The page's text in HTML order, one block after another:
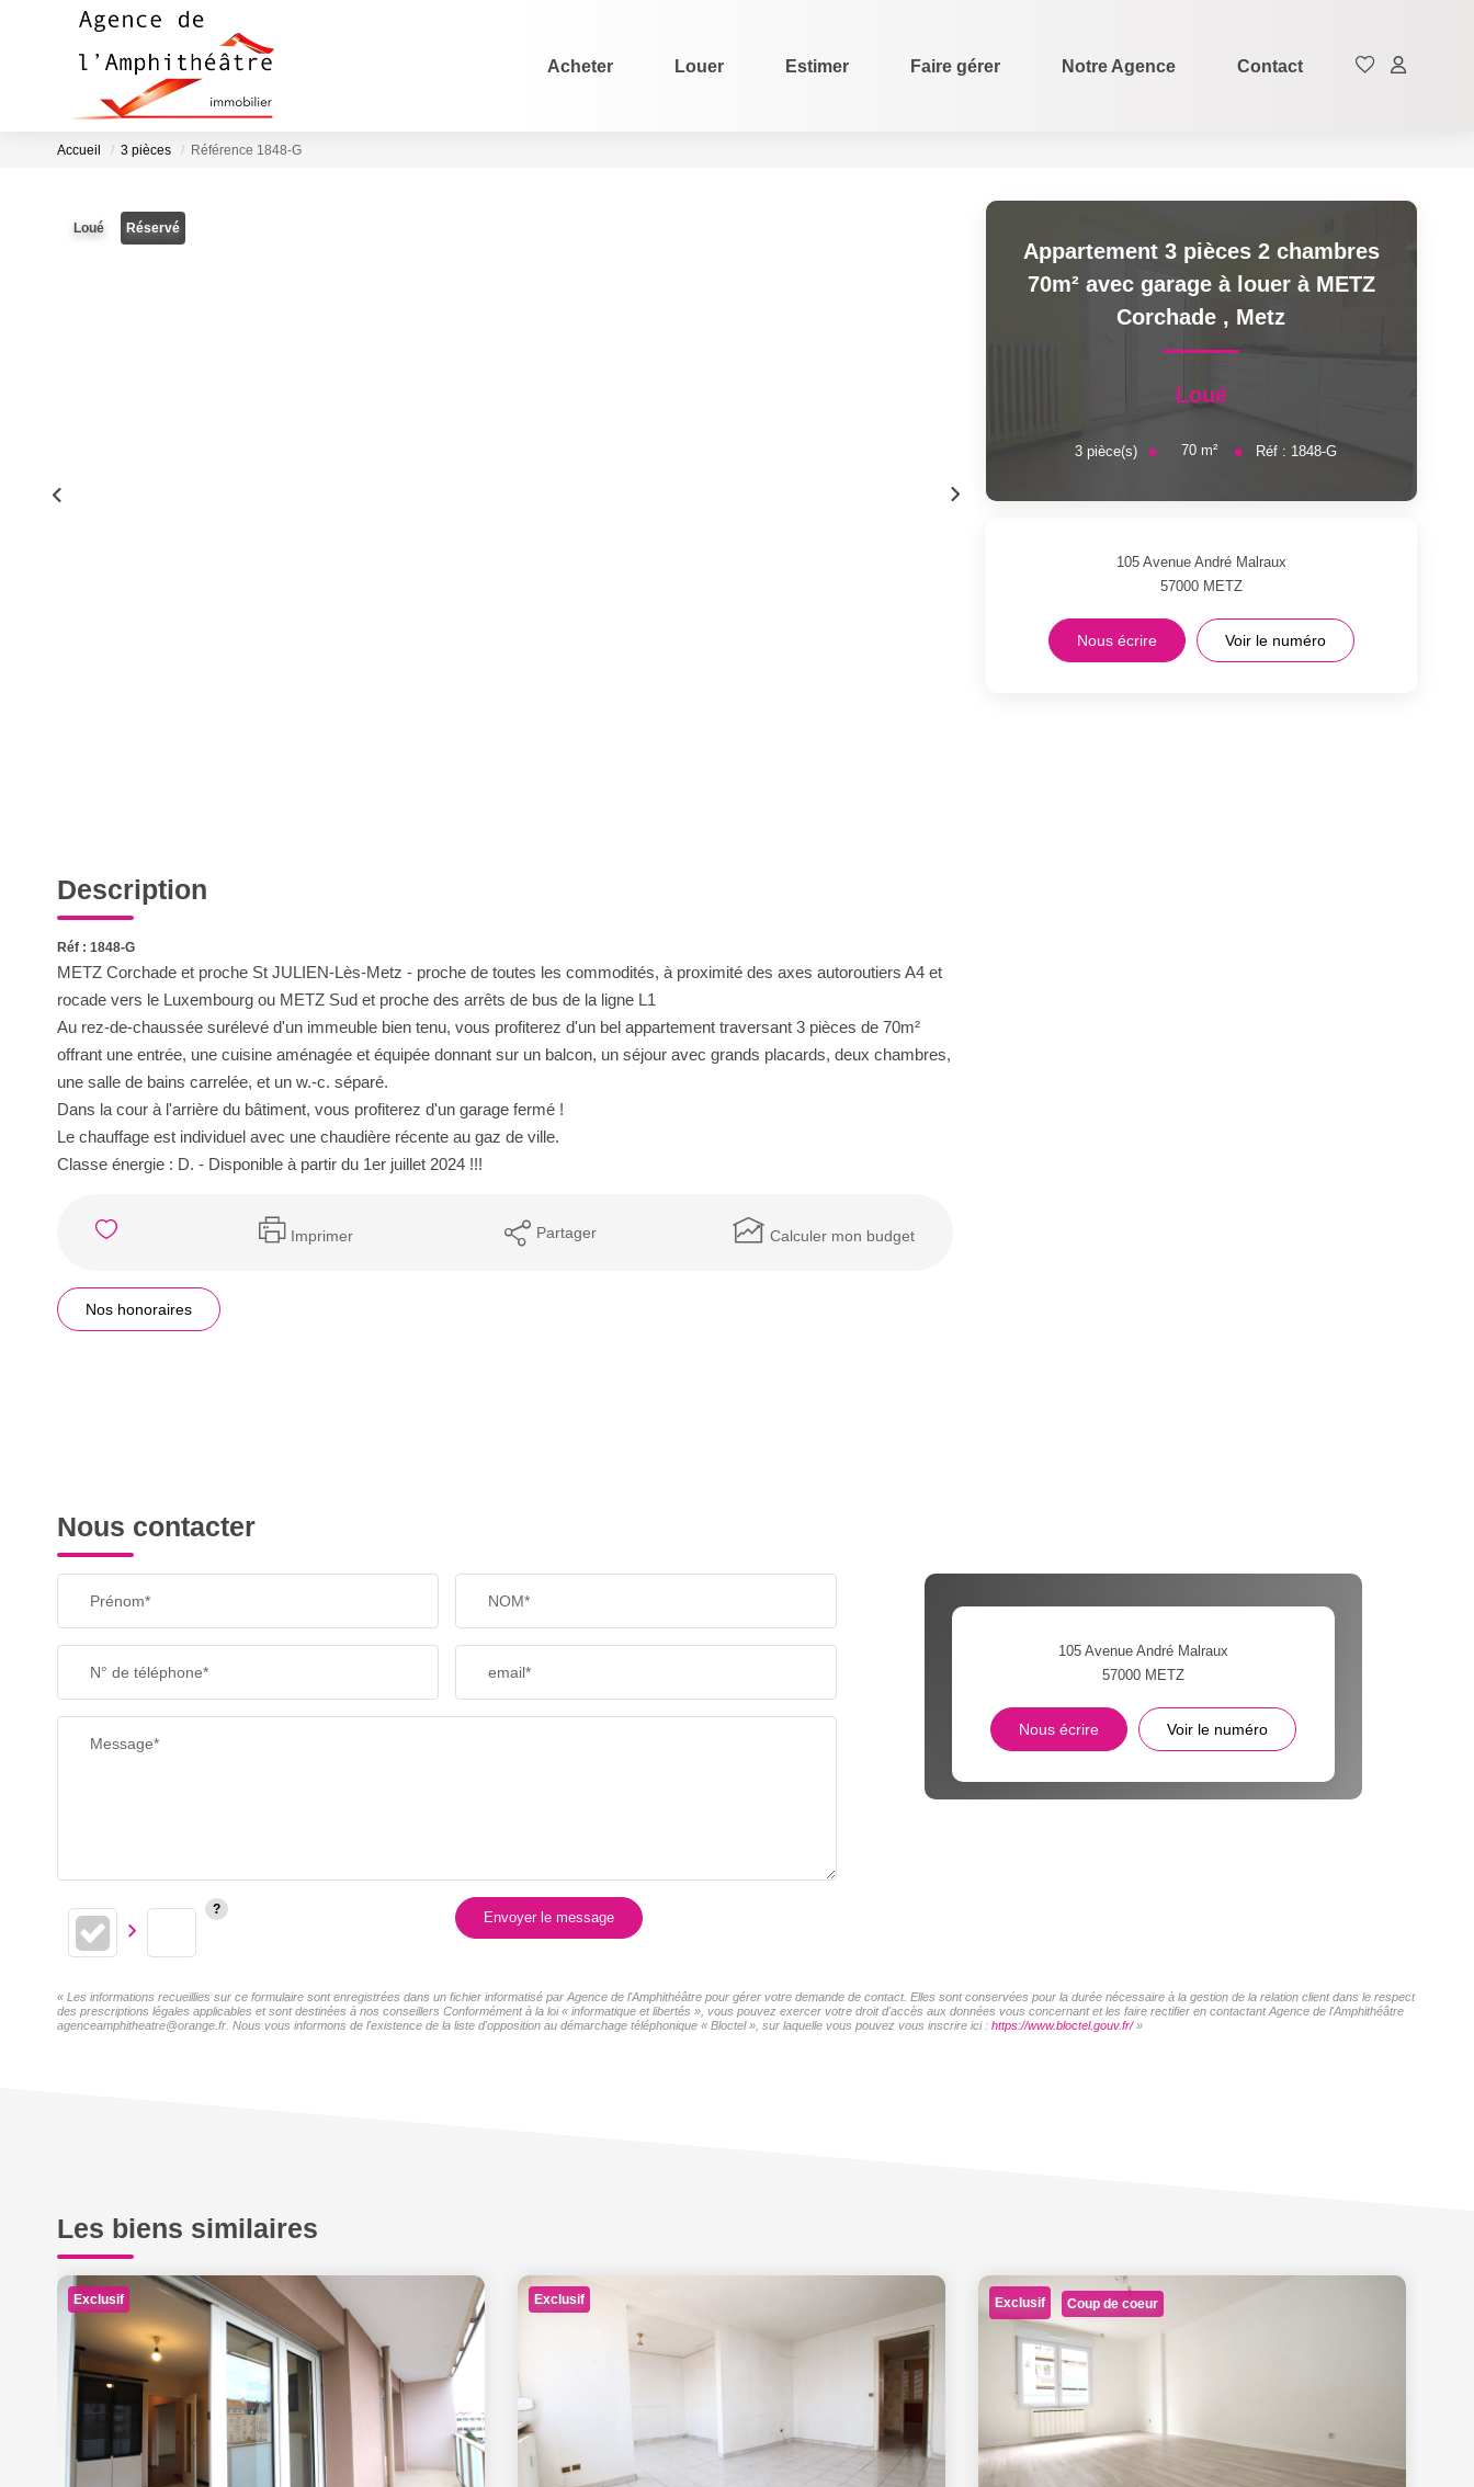
Acheter Louer Estimer Faire gérer Notre Agence Contact
Accueil 3 pièces Référence 1848-G
Loué Réservé
Description
Réf : 1848-G
METZ Corchade et proche St JULIEN-Lès-Metz - proche de toutes les commodités, à proximité des axes autoroutiers A4 et
rocade vers le Luxembourg ou METZ Sud et proche des arrêts de bus de la ligne L1
Au rez-de-chaussée surélevé d'un immeuble bien tenu, vous profiterez d'un bel appartement traversant 3 pièces de 70m²
offrant une entrée, une cuisine aménagée et équipée donnant sur un balcon, un séjour avec grands placards, deux chambres,
une salle de bains carrelée, et un w.-c. séparé.
Dans la cour à l'arrière du bâtiment, vous profiterez d'un garage fermé !
Le chauffage est individuel avec une chaudière récente au gaz de ville.
Classe énergie : D. - Disponible à partir du 1er juillet 2024 !!!
Imprimer Partager Calculer mon budget
Nos honoraires
Appartement 3 pièces 2 chambres
70m² avec garage à louer à METZ
Corchade , Metz
Loué
3 pièce(s) 70 m² Réf : 1848-G
105 Avenue André Malraux
57000 METZ
Nous écrire Voir le numéro
Nous contacter
Prénom* NOM*
N° de téléphone* email*
Message*
Envoyer le message
105 Avenue André Malraux
57000 METZ
Nous écrire Voir le numéro
« Les informations recueillies sur ce formulaire sont enregistrées dans un fichier informatisé par Agence de l'Amphithéâtre pour gérer votre demande de contact. Elles sont conservées pour la durée nécessaire à la gestion de la relation client dans le respect
des prescriptions légales applicables et sont destinées à nos conseillers Conformément à la loi « informatique et libertés », vous pouvez exercer votre droit d'accès aux données vous concernant et les faire rectifier en contactant Agence de l'Amphithéâtre
agenceamphitheatre@orange.fr. Nous vous informons de l'existence de la liste d'opposition au démarchage téléphonique « Bloctel », sur laquelle vous pouvez vous inscrire ici : https://www.bloctel.gouv.fr/»
Les biens similaires
Exclusif Exclusif Exclusif Coup de coeur